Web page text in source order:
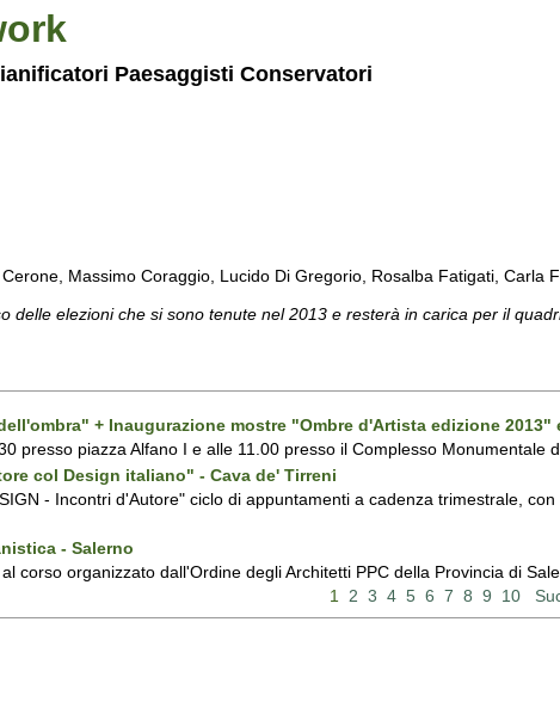
Paesaggisti Conservatori
Massimo Coraggio, Lucido Di Gregorio, Rosalba Fatigati,
delle elezioni che si sono tenute nel 2013 e resterà in carica per il
+ Inaugurazione mostre "Ombre d'Artista edizione 2013"
presso piazza Alfano I e alle 11.00 presso il Complesso Monumentale
col Design italiano" - Cava de' Tirreni
- Incontri d'Autore" ciclo di appuntamenti a cadenza trimestrale,
- Salerno
corso organizzato dall'Ordine degli Architetti PPC della Provincia di
1
2 3 4 5 6 7 8 9 10